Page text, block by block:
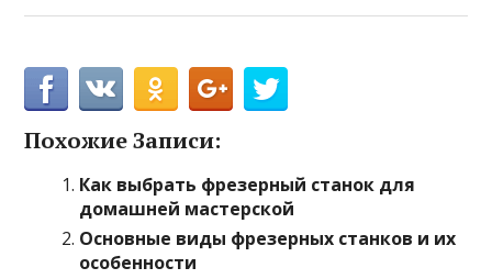
Похожие Записи:
Как выбрать фрезерный станок для
домашней мастерской
Основные виды фрезерных станков и их
особенности